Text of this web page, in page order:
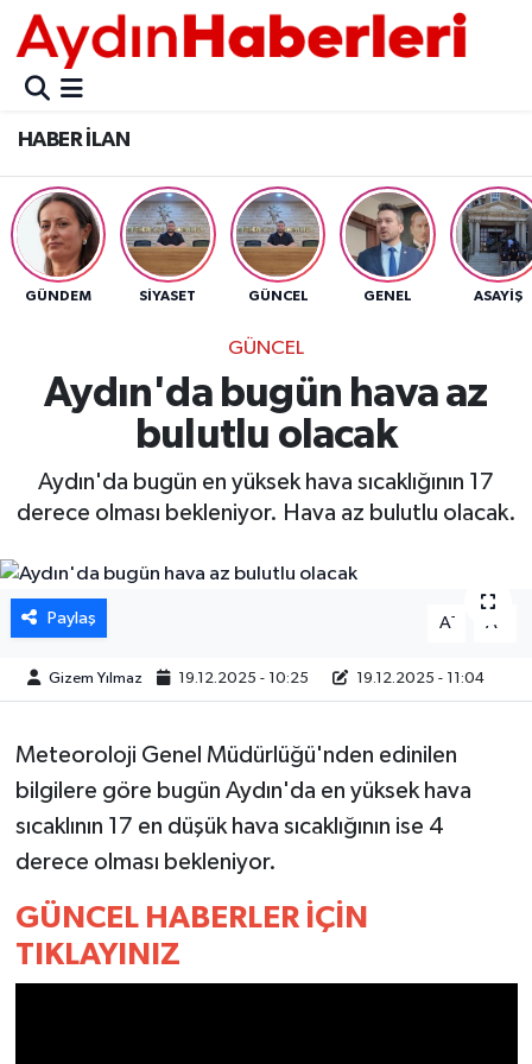
HABER İLAN
GÜNDEM SİYASET GÜNCEL GENEL ASAYİŞ
GÜNCEL
Aydın'da bugün hava az
bulutlu olacak
Aydın'da bugün en yüksek hava sıcaklığının 17
derece olması bekleniyor. Hava az bulutlu olacak.
Paylaş A- A
Gizem Yılmaz 19.12.2025 - 10:25 19.12.2025 - 11:04
Meteoroloji Genel Müdürlüğü'nden edinilen
bilgilere göre bugün Aydın'da en yüksek hava
sıcaklının 17 en düşük hava sıcaklığının ise 4
derece olması bekleniyor.
GÜNCEL HABERLER İÇİN
TIKLAYINIZ
GÜNCEL
POLİTİKA
BELEDİYELER
ASAYİŞ
BÜLTEN
DIŞ
DÜNYA
EGE
EKOLOJİ VE ÇEVRE
BİLİM VE TEKNOLOJİ
Aydın Nöbetçi Eczaneler
Aydın Hava Durumu
Aydin Namaz Vakitleri
Aydın Trafik Yoğunluk Haritası
Süper Lig Puan Durumu ve Fikstür
Tüm Manşetler
Son Dakika Haberleri
Haber Arşivi